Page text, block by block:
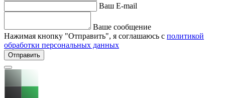
Ваш E-mail
Ваше сообщение
Нажимая кнопку "Отправить", я соглашаюсь с политикой
обработки персональных данных
Отправить